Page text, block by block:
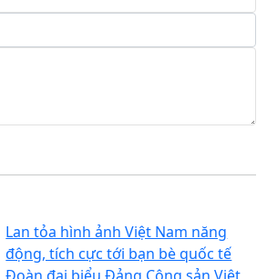
Lan tỏa hình ảnh Việt Nam năng
động, tích cực tới bạn bè quốc tế